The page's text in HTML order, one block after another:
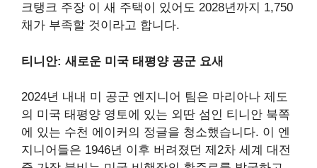
크탱크 주장 이 새 주택이 있어도 2028년까지 1,750
채가 부족할 것이라고 합니다.
티니안: 새로운 미국 태평양 공군 요새
2024년 내내 미 공군 엔지니어 팀은 마리아나 제도
의 미국 태평양 영토에 있는 외딴 섬인 티니안 북쪽
에 있는 수천 에이커의 정글을 청소했습니다. 이 엔
지니어들은 1946년 이후 버려졌던 제2차 세계 대전